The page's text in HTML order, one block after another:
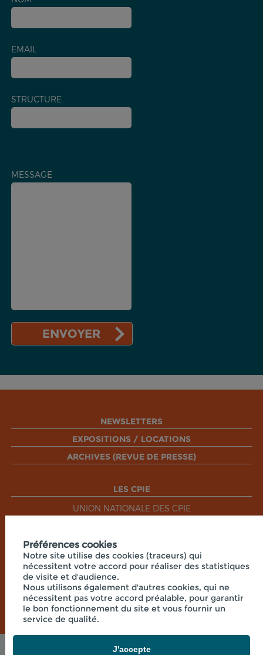
EMAIL
STRUCTURE
MESSAGE
NEWSLETTERS
EXPOSITIONS / LOCATIONS
ARCHIVES (REVUE DE PRESSE)
LES CPIE
UNION NATIONALE DES CPIE
RÉSEAUX SOCIAUX
Préférences cookies
Notre site utilise des cookies (traceurs) qui
nécessitent votre accord pour réaliser des statistiques
de visite et d'audience.
Nous utilisons également d'autres cookies, qui ne
nécessitent pas votre accord préalable, pour garantir
le bon fonctionnement du site et vous fournir un
service de qualité.
J'accepte